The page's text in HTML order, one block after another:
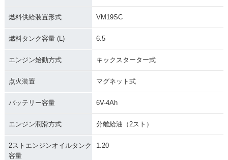
燃料供給装置形式 VM19SC
燃料タンク容量 (L) 6.5
エンジン始動方式 キックスターター式
点火装置 マグネット式
バッテリー容量 6V-4Ah
エンジン潤滑方式 分離給油（2スト）
2ストエンジンオイルタンク
容量
1.20